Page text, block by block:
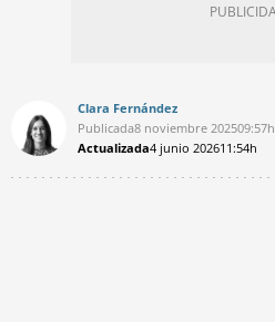
Clara Fernández
Publicada8 noviembre 202509:57h
Actualizada4 junio 202611:54h